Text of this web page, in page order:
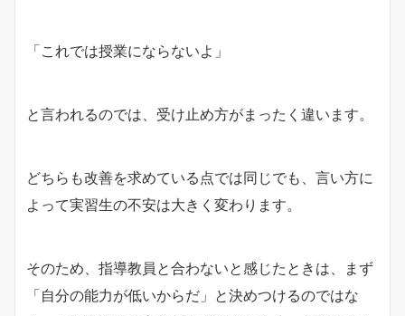
「これでは授業にならないよ」
と言われるのでは、受け止め方がまったく違います。
どちらも改善を求めている点では同じでも、言い方に
よって実習生の不安は大きく変わります。
そのため、指導教員と合わないと感じたときは、まず
「自分の能力が低いからだ」と決めつけるのではな